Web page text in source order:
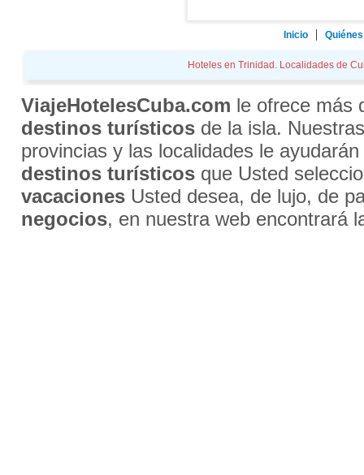
Inicio
Hoteles en Trinidad. Localidades de
ViajeHotelesCuba.com le ofrece más
destinos turísticosde la isla.
provincias y las localidades le
destinos turísticosque Usted
vacacionesUsted desea, de lujo, de
negocios, en nuestra web encontrará